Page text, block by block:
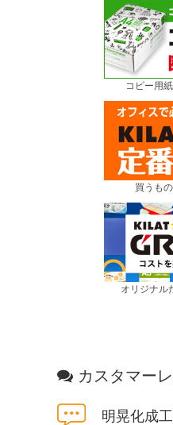
コピー用
買うも
オリジナル
カスタマー
明晃化成